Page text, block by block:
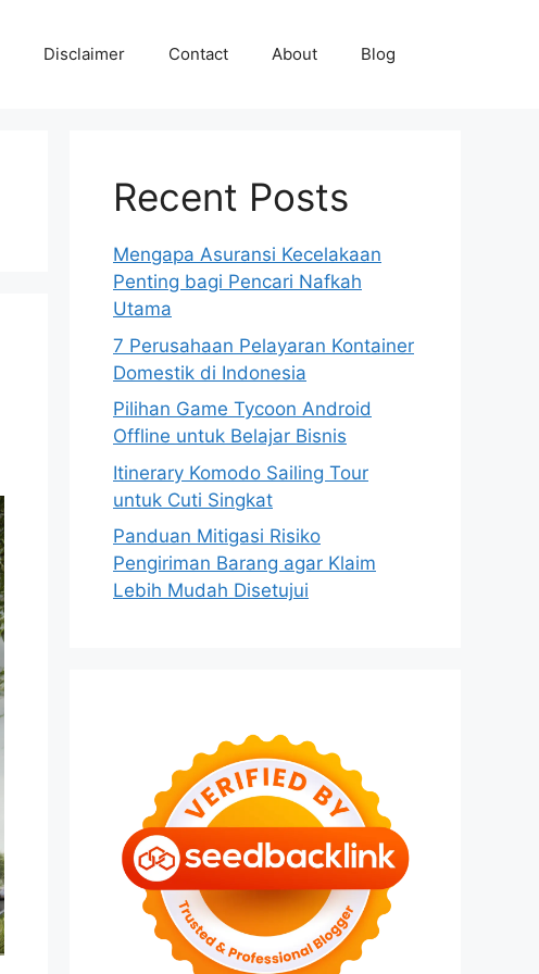
Disclaimer Contact About Blog
Recent Posts
Mengapa Asuransi Kecelakaan
Penting bagi Pencari Nafkah
Utama
7 Perusahaan Pelayaran Kontainer
Domestik di Indonesia
Pilihan Game Tycoon Android
Offline untuk Belajar Bisnis
Itinerary Komodo Sailing Tour
untuk Cuti Singkat
Panduan Mitigasi Risiko
Pengiriman Barang agar Klaim
Lebih Mudah Disetujui